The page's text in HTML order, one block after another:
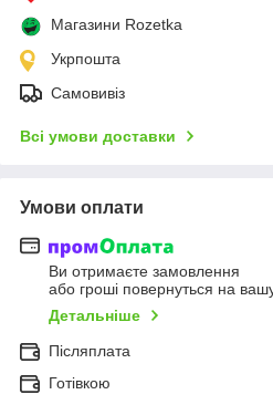
Магазини Rozetka
Укрпошта
Самовивіз
Всі умови доставки
Умови оплати
Ви отримаєте замовлення
або гроші повернуться на
Детальніше
Післяплата
Готівкою